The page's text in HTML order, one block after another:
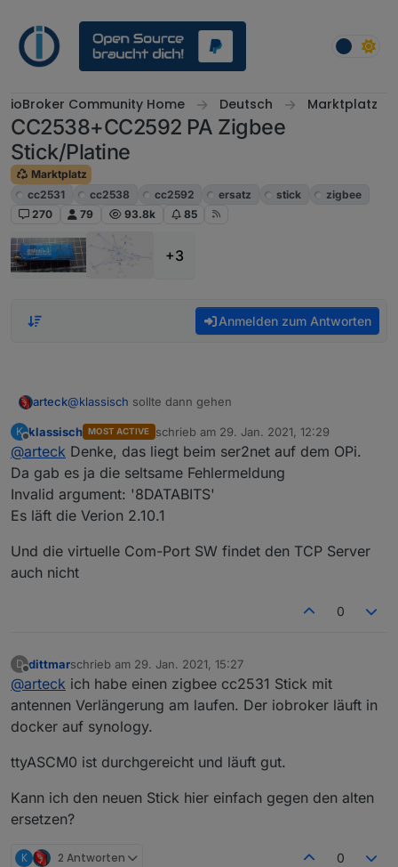
ioBroker Community Home Deutsch Marktplatz
CC2538+CC2592 PA Zigbee
Stick/Platine
Marktplatz
cc2531
cc2538 cc2592 ersatz stick
zigbee
270
79 93.8k 85
+3
Anmelden zum Antworten
arteck@klassisch sollte dann gehen
K
Offline
klassisch MOST ACTIVE schrieb am 29. Jan. 2021, 12:29
zuletzt editiert von
@arteck Denke, das liegt beim ser2net auf dem OPi.
Da gab es ja die seltsame Fehlermeldung
Invalid argument: '8DATABITS'
Es läft die Verion 2.10.1
Und die virtuelle Com-Port SW findet den TCP Server
auch nicht
0
D
Offline
dittmarschrieb am 29. Jan. 2021, 15:27
zuletzt editiert von
@arteck ich habe einen zigbee cc2531 Stick mit
antennen Verlängerung am laufen. Der iobroker läuft in
docker auf synology.
ttyASCM0 ist durchgereicht und läuft gut.
Kann ich den neuen Stick hier einfach gegen den alten
ersetzen?
K 2 Antworten 0